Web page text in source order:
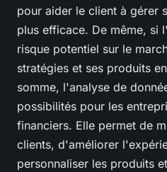
pour aider le client à gérer
plus efficace. De même, si
risque potentiel sur le
stratégies et ses produits
somme, l'analyse de
possibilités pour les
financiers. Elle permet de
clients, d'améliorer
personnaliser les produits